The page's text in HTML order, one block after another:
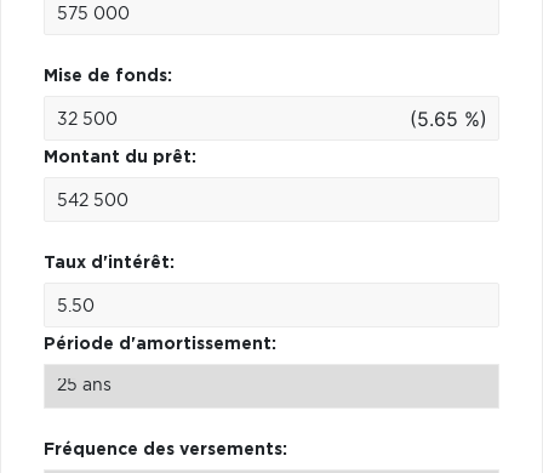
Mise de fonds:
(5.65 %)
Montant du prêt:
Taux d'intérêt:
Période d'amortissement:
Fréquence des versements: